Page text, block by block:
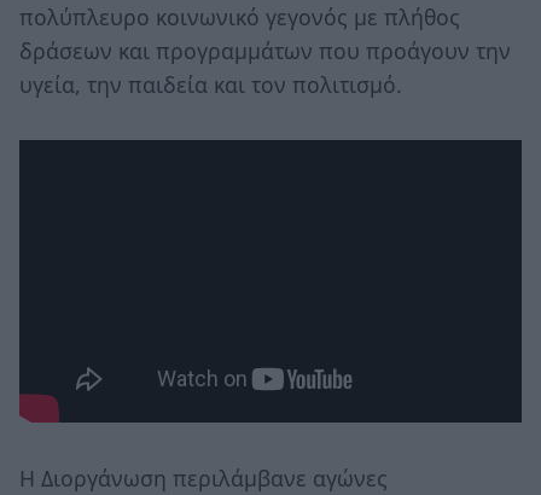
πολύπλευρο κοινωνικό γεγονός με πλήθος
δράσεων και προγραμμάτων που προάγουν την
υγεία, την παιδεία και τον πολιτισμό.
Η Διοργάνωση περιλάμβανε αγώνες